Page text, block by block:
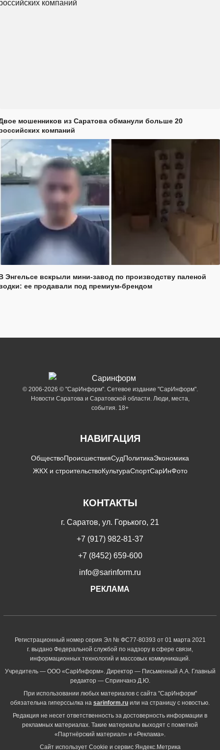
мошенников из Саратова обманули больше 20
компаний
Энгельсе вскрыли мини-завод по производству паленой
ее продавали под премиум-брендом
© 2006-2026 © "СарИнформ". Сетевое издание "СарИнформ".
Новости Саратова и Саратовской области. Люди, места,
события. 18+
НАВИГАЦИЯ
ОбществоПроисшествияСудПолитикаЭкономика
ЖКХ и строительствоКультураСпортСарИнФото
КОНТАКТЫ
г. Саратов, ул. Горького, 21
+7 (917) 982-81-37
+7 (8452) 659-600
info@sarinform.ru
РЕКЛАМА
Регистрационный номер серия Эл № ФС77-80393 от 01 марта 2021
г. выдано Федеральной службой по надзору в сфере связи,
информационных технологий и массовых коммуникаций.
Учредитель — ООО «СарИнформ». Директор — Письменный А.А. Главный
редактор — Спринчанэ Д.Ю.
При использовании любых материалов с сайта "СарИнформ"
обязательна гиперссылка на sarinform.ru или на страницу с новостью.
Редакция не несет ответственность за достоверность информации в
рекламных материалах. Такие материалы выходят с пометкой
«Партнёрский материал» и «Реклама».
Сайт использует Cookie и сервиc Яндекс.Метрика